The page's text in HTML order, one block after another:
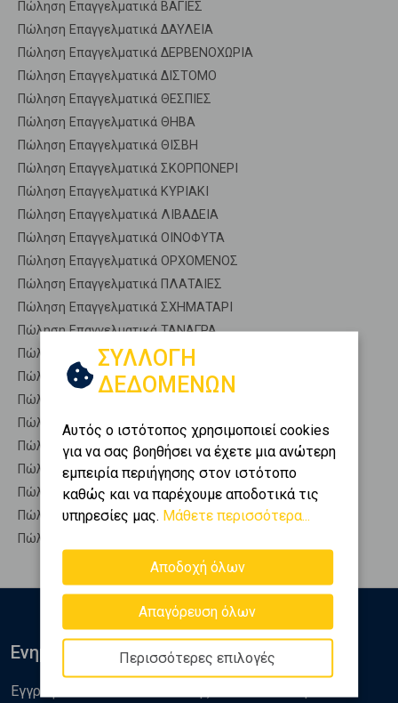
Πώληση Επαγγελματικά ΒΑΓΙΕΣ
Πώληση Επαγγελματικά ΔΑΥΛΕΙΑ
Πώληση Επαγγελματικά ΔΕΡΒΕΝΟΧΩΡΙΑ
Πώληση Επαγγελματικά ΔΙΣΤΟΜΟ
Πώληση Επαγγελματικά ΘΕΣΠΙΕΣ
Πώληση Επαγγελματικά ΘΗΒΑ
Πώληση Επαγγελματικά ΘΙΣΒΗ
Πώληση Επαγγελματικά ΣΚΟΡΠΟΝΕΡΙ
Πώληση Επαγγελματικά ΚΥΡΙΑΚΙ
Πώληση Επαγγελματικά ΛΙΒΑΔΕΙΑ
Πώληση Επαγγελματικά ΟΙΝΟΦΥΤΑ
Πώληση Επαγγελματικά ΟΡΧΟΜΕΝΟΣ
Πώληση Επαγγελματικά ΠΛΑΤΑΙΕΣ
Πώληση Επαγγελματικά ΣΧΗΜΑΤΑΡΙ
Πώληση Επαγγελματικά ΤΑΝΑΓΡΑ
Πώληση Επαγγελματικά ΧΑΙΡΩΝΕΙΑ
Πώληση Επαγγ. Αποθήκες ΛΙΒΑΔΕΙΑ - Περαχώρι
Πώληση Αυτόνομα κτίρια ΛΙΒΑΔΕΙΑ - Περαχώρι
Πώληση Βιομηχανικοί χώροι ΛΙΒΑΔΕΙΑ - Περαχώρι
Πώληση Γραφεία ΛΙΒΑΔΕΙΑ - Περαχώρι
Πώληση Καταστήματα ΛΙΒΑΔΕΙΑ - Περαχώρι
Πώληση Ξενοδοχεία ΛΙΒΑΔΕΙΑ - Περαχώρι
Πώληση Πάρκινγκ ΛΙΒΑΔΕΙΑ - Περαχώρι
Πώληση Πώληση επιχείρησης ΛΙΒΑΔΕΙΑ - Περαχώρι
ΣΥΛΛΟΓΗ
ΔΕΔΟΜΕΝΩΝ
Αυτός ο ιστότοπος χρησιμοποιεί cookies
για να σας βοηθήσει να έχετε μια ανώτερη
εμπειρία περιήγησης στον ιστότοπο
καθώς και να παρέχουμε αποδοτικά τις
υπηρεσίες μας. Μάθετε περισσότερα...
Αποδοχή όλων
Απαγόρευση όλων
Περισσότερες επιλογές
Ενημερωθείτε
Εγγραφείτε στο newsletter της Golden Home για νέα